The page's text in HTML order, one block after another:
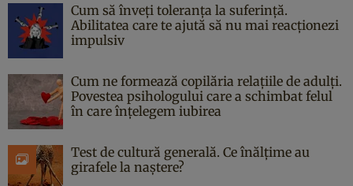
Cum să înveți toleranța la suferință.
Abilitatea care te ajută să nu mai reacționezi
impulsiv
Cum ne formează copilăria relațiile de adulți.
Povestea psihologului care a schimbat felul
în care înțelegem iubirea
Test de cultură generală. Ce înălțime au
girafele la naștere?